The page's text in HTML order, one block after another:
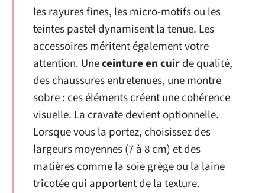
les rayures fines, les micro-motifs ou les
teintes pastel dynamisent la tenue. Les
accessoires méritent également votre
attention. Uneceinture en cuirde qualité,
des chaussures entretenues, une montre
sobre : ces éléments créent une cohérence
visuelle. La cravate devient optionnelle.
Lorsque vous la portez, choisissez des
largeurs moyennes (7 à 8 cm) et des
matières comme la soie grège ou la laine
tricotée qui apportent de la texture.